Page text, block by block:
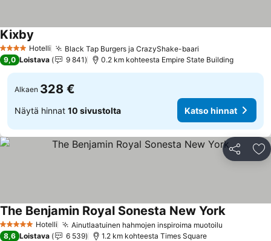
4 Tähtiluokitus
Hotelli Black Tap Burgers ja CrazyShake-baari
Kixby
9,0 Loistava 9 841 0.2 km kohteesta Empire State Building
Alkaen 328 €
Näytä hinnat 10 sivustolta Katso hinnat
Jaa
5 Tähtiluokitus
Hotelli Ainutlaatuinen hahmojen inspiroima muotoilu
The Benjamin Royal Sonesta New YorkKatso
8,6 Loistava 6 539 1.2 km kohteesta Times Square